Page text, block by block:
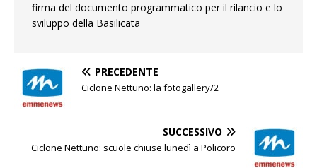
firma del documento programmatico per il rilancio e lo
sviluppo della Basilicata
PRECEDENTE
Ciclone Nettuno: la fotogallery/2
SUCCESSIVO
Ciclone Nettuno: scuole chiuse lunedì a Policoro